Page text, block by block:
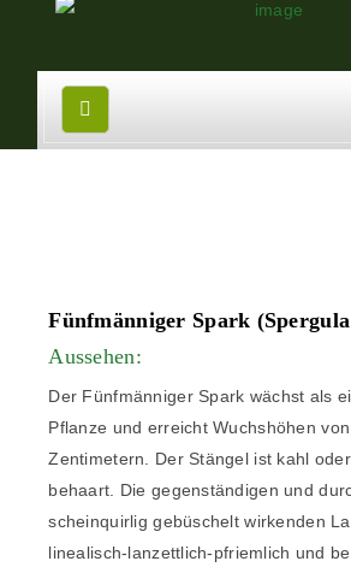
Fünfmänniger Spark
Aussehen:
Der Fünfmänniger Spark wächst als
Pflanze und erreicht Wuchshöhen
Zentimetern. Der Stängel ist kahl
behaart. Die gegenständigen und
scheinquirlig gebüschelt wirkenden
linealisch-lanzettlich-pfriemlich und